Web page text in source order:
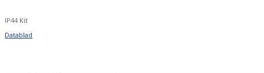
IP44 Kit
Datablad